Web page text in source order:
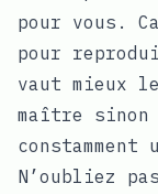
pour vous.
pour
vaut mieux
maître sinon
constamment
N’oubliez